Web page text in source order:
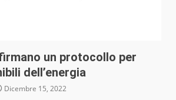
un protocollo per
dell’energia
Dicembre 15, 2022